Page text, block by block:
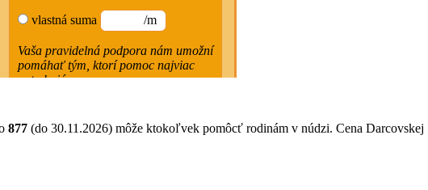
877 (do 30.11.2026) môže ktokoľvek pomôcť rodinám v núdzi. Cena Darcovskej